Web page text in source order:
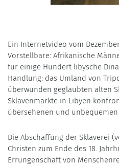
Ein Internetvideo vom
Vorstellbare: Afrikanische
für einige Hundert libysche
Handlung: das Umland von
überwunden geglaubten alten
Sklavenmärkte in Libyen
übersehenen und
Die Abschaffung der Sklaverei
Christen zum Ende des 18.
Errungenschaft von